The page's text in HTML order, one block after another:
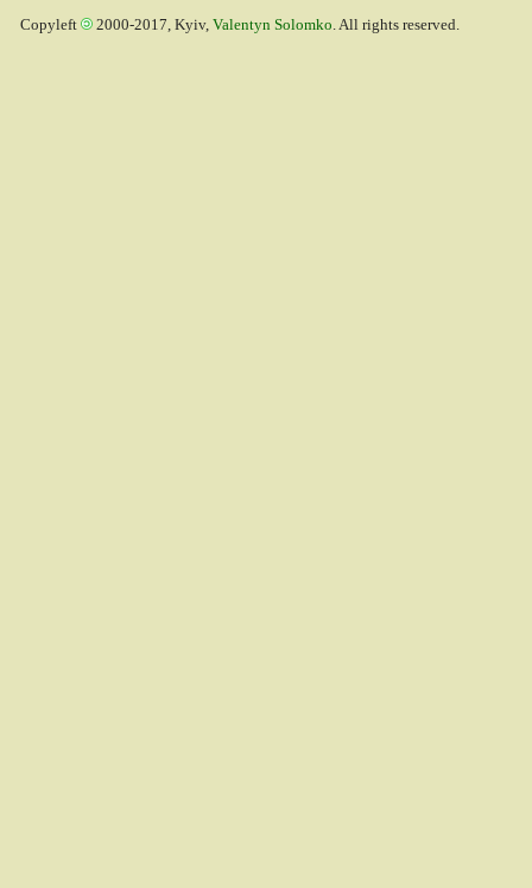
Copyleft 2000-2017, Kyiv, Valentyn Solomko. All rights reserved.